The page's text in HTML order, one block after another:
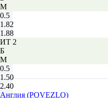
М
0.5
1.82
1.88
ИТ 2
Б
М
0.5
1.50
2.40
Англия (POVEZLO)